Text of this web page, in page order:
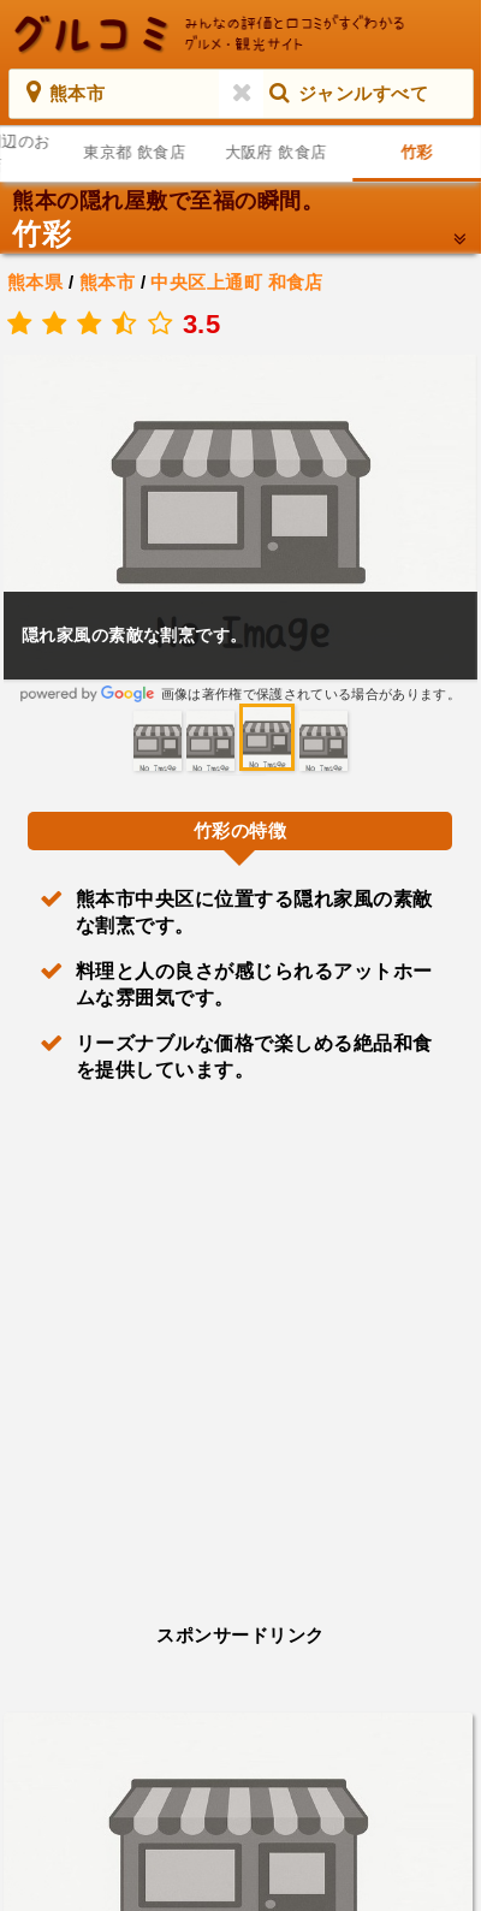
熊本市 ジャンルすべて
のお
東京都 飲食店 大阪府 飲食店 竹彩
熊本の隠れ屋敷で至福の瞬間。
竹彩
熊本県 / 熊本市 /中央区上通町 和食店
3.5
隠れ家風の素敵な割烹です。
画像は著作権で保護されている場合があります。
竹彩の特徴
熊本市中央区に位置する隠れ家風の素敵
な割烹です。
料理と人の良さが感じられるアットホー
ムな雰囲気です。
リーズナブルな価格で楽しめる絶品和食
を提供しています。
スポンサードリンク